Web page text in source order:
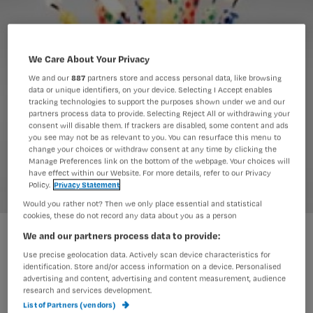
UTRECHT – De AVVV is niet meer,
We Care About Your Privacy
We and our887 partners store and access personal data, like browsing
data or unique identifiers, on your device. Selecting I Accept enables
tracking technologies to support the purposes shown under we and our
partners process data to provide. Selecting Reject All or withdrawing your
consent will disable them. If trackers are disabled, some content and ads
you see may not be as relevant to you. You can resurface this menu to
change your choices or withdraw consent at any time by clicking the
Manage Preferences link on the bottom of the webpage. Your choices will
have effect within our Website. For more details, refer to our Privacy
Policy. Privacy Statement
Would you rather not? Then we only place essential and statistical
cookies, these do not record any data about you as a person
We and our partners process data to provide:
Use precise geolocation data. Actively scan device characteristics for
identification. Store and/or access information on a device. Personalised
advertising and content, advertising and content measurement, audience
research and services development.
List of Partners (vendors)